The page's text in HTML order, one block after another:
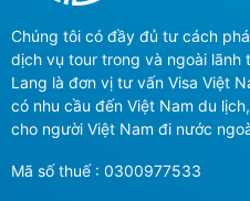
Chúng tôi có đầy đủ tư cách
dịch vụ tour trong và ngoài lãnh
Lang là đơn vị tư vấn Visa Việt
có nhu cầu đến Việt Nam du
cho người Việt Nam đi nước
Mã số thuế : 0300977533